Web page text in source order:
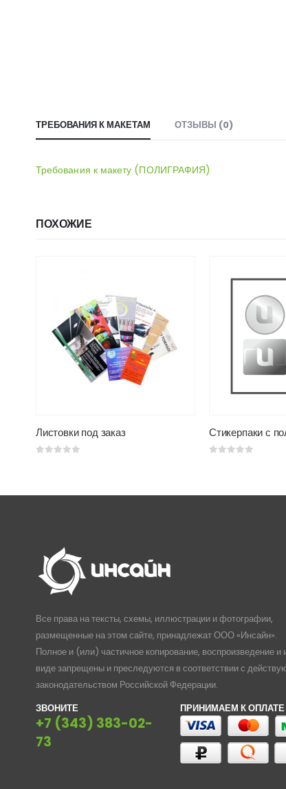
ТРЕБОВАНИЯ К МАКЕТАМ ОТЗЫВЫ (0)
Требования к макету (ПОЛИГРАФИЯ)
ПОХОЖИЕ
Листовки под заказ
Все права на тексты, схемы, иллюстрации и фотографии,
размещенные на этом сайте, принадлежат ООО «Инсайн».
Полное и (или) частичное копирование, воспроизведение
виде запрещены и преследуются в соответствии с
законодательством Российской Федерации.
ЗВОНИТЕ
+7 (343) 383-02-
73
ПРИНИМАЕМ К ОПЛАТЕ